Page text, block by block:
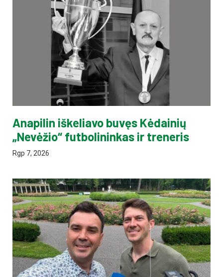
Anapilin iškeliavo buvęs Kėdainių
„Nevėžio“ futbolininkas ir treneris
Rgp 7, 2026